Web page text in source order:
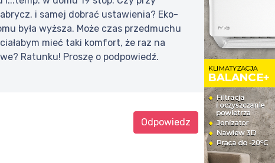
i samej dobrać ustawienia? Eko-
była wyższa. Może czas przedmuchu
mieć taki komfort, że raz na
Ratunku! Proszę o podpowiedź.
Odpowiedz